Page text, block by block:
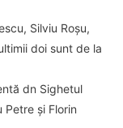
Silviu Roșu,
doi sunt de la
dn Sighetul
și Florin